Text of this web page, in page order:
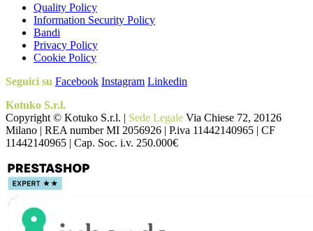
Quality Policy
Information Security Policy
Bandi
Privacy Policy
Cookie Policy
Seguici su Facebook Instagram Linkedin
Kotuko S.r.l.
Copyright © Kotuko S.r.l. | Sede Legale Via Chiese 72, 20126
Milano | REA number MI 2056926 | P.iva 11442140965 | CF
11442140965 | Cap. Soc. i.v. 250.000€